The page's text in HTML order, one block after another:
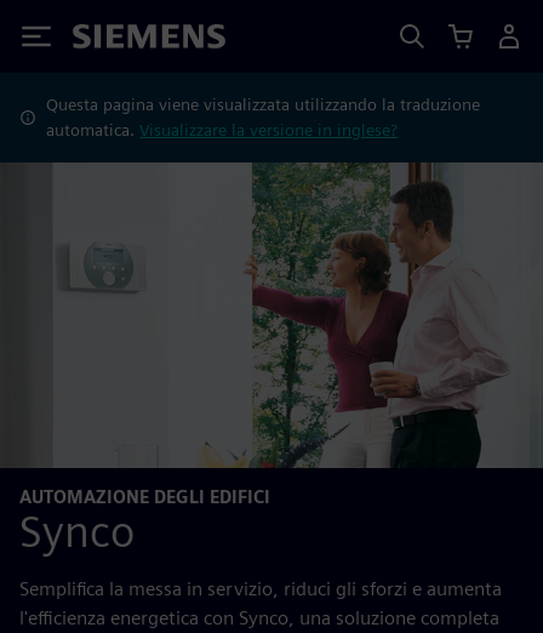
Siemens
Questa pagina viene visualizzata utilizzando la traduzione
automatica.Visualizzare la versione in inglese?
AUTOMAZIONE DEGLI EDIFICI
Synco
Semplifica la messa in servizio, riduci gli sforzi e aumenta
l'efficienza energetica con Synco, una soluzione completa